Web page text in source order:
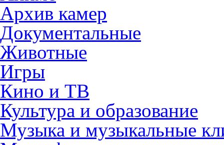
Архив камер
Документальные
Животные
Игры
Кино и ТВ
Культура и образование
Музыка и музыкальные